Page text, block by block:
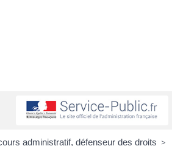
administratif, défenseur des droits >